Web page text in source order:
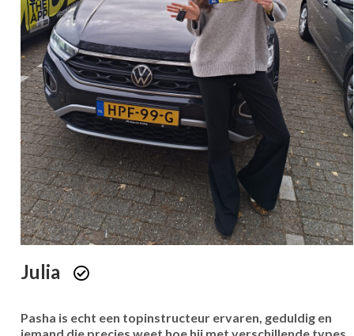
Julia
Pasha is echt een topinstructeur ervaren, geduldig en